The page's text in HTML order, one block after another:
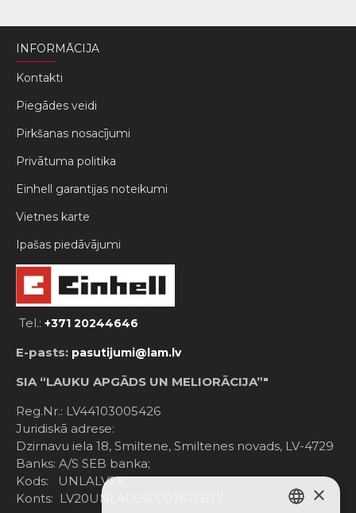
INFORMĀCIJA
Kontakti
Piegādes veidi
Pirkšanas nosacījumi
Privātuma politika
Einhell garantijas noteikumi
Vietnes karte
Ipašas piedāvājumi
Tel.: +371 20244646
E-pasts: pasutijumi@lam.lv
SIA “LAUKU APGĀDS UN MELIORĀCIJA”"
Reg.Nr.: LV44103005426
Juridiskā adrese:
Dzirnavu iela 18, Smiltene, Smiltenes novads, LV-4729
Banks: A/S SEB banka;
Kods: UNLALV2X
Konts: LV20UNLA0050007676877
×